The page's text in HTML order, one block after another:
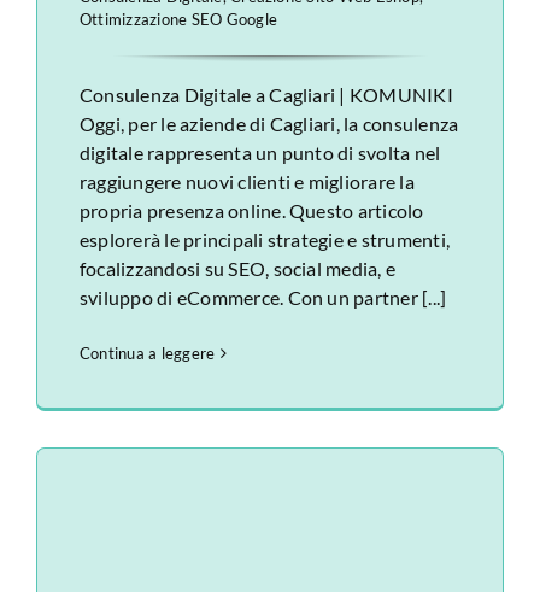
Ottimizzazione SEO Google
Consulenza Digitale a Cagliari | KOMUNIKI
Oggi, per le aziende di Cagliari, la consulenza
digitale rappresenta un punto di svolta nel
raggiungere nuovi clienti e migliorare la
propria presenza online. Questo articolo
esplorerà le principali strategie e strumenti,
focalizzandosi su SEO, social media, e
sviluppo di eCommerce. Con un partner [...]
Continua a leggere